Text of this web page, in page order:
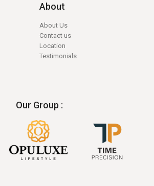
About
About Us
Contact us
Location
Testimonials
Our Group :